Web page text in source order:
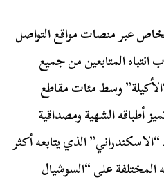
عبر منصات مواقع التواصل
المتابعين من جميع
وسط مئات مقاطع
أطباقه الشهية ومصداقية
الذي يتابعه أكثر
المختلفة على “السوشيال